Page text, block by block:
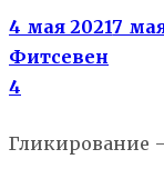
4 мая 20217
Фитсевен
4
Гликирование